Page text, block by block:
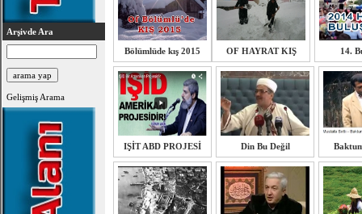
Arşivde Ara
Gelişmiş Arama
Bölümlüde kış 2015 OF HAYRAT KIŞ 14.
IŞİT ABD PROJESİ Din Bu Değil